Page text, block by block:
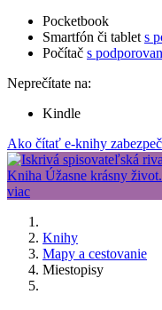
Pocketbook
Smartfón či tablet s
Počítač s
Neprečítate na:
Kindle
Ako čítať e-knihy
Knihy
Mapy a cestovanie
Miestopisy